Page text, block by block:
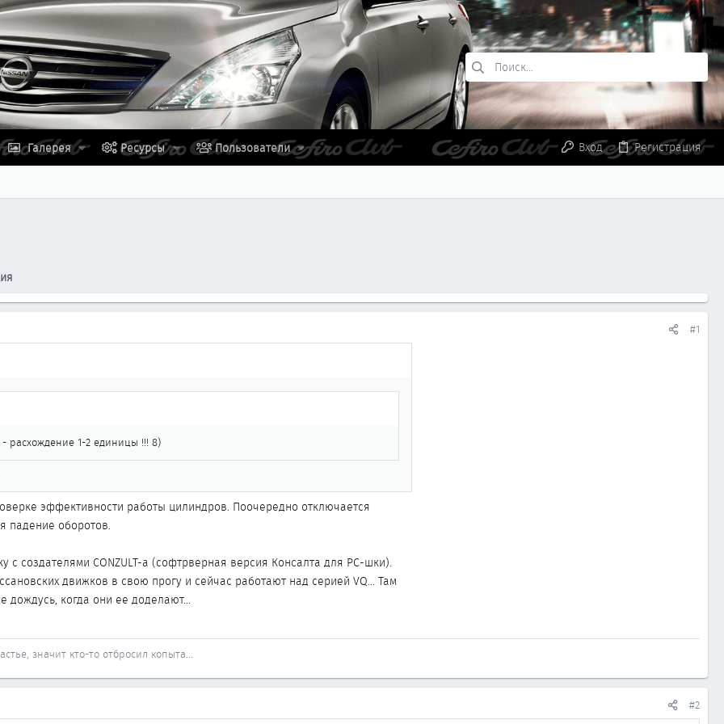
Галерея Ресурсы Пользователи Вход Регистрация
#1
расхождение 1-2 единицы !!! 8)
эффективности работы цилиндров. Поочередно отключается
падение оборотов.
с создателями CONZULT-a (софтрверная версия Консалта для РС-шки).
движков в свою прогу и сейчас работают над серией VQ... Там
дождусь, когда они ее доделают...
значит кто-то отбросил копыта...
#2